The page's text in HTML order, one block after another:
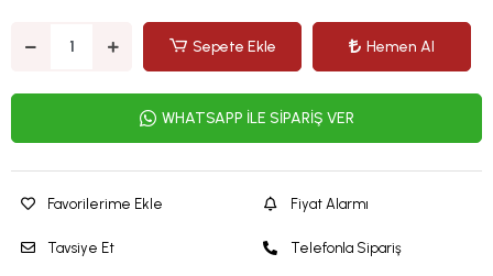
Sepete Ekle Hemen Al
WHATSAPP İLE SİPARİŞ VER
Favorilerime Ekle
Tavsiye Et
Fiyat Alarmı
Telefonla Sipariş